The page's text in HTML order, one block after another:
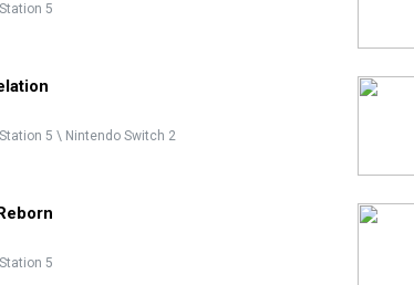
5
5 \ Nintendo Switch 2
5